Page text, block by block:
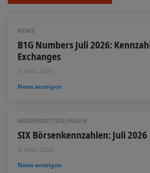
NEWS
B1G Numbers Juli 2026:
Exchanges
4. AUG. 2026
News anzeigen
MEDIENMITTEILUNGEN
SIX Börsenkennzahlen: Juli 2026
3. AUG. 2026
News anzeigen